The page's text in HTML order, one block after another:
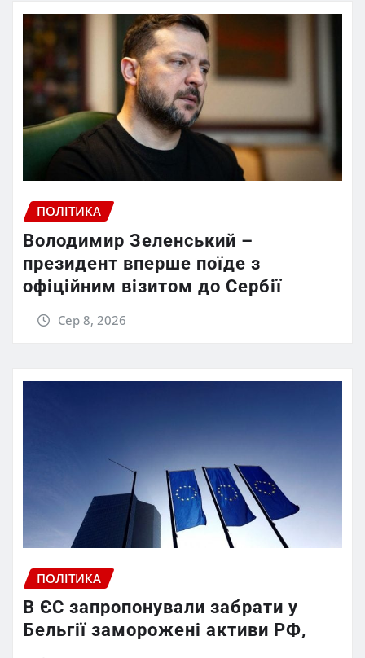
ПОЛІТИКА
Володимир Зеленський –
президент вперше поїде з
офіційним візитом до Сербії
Сер 8, 2026
ПОЛІТИКА
В ЄС запропонували забрати у
Бельгії заморожені активи РФ,